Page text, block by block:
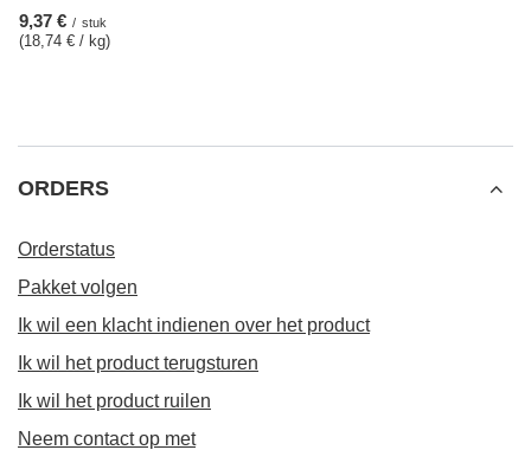
9,37 € / stuk
(18,74 € / kg)
ORDERS
Orderstatus
Pakket volgen
Ik wil een klacht indienen over het product
Ik wil het product terugsturen
Ik wil het product ruilen
Neem contact op met